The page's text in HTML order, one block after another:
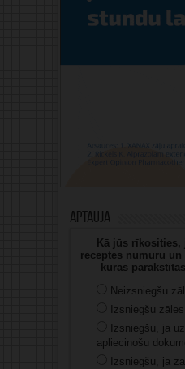
Aptauja
Kā jūs
receptes numuru un
kuras
Neizsniegšu
Izsniegšu zāles.
Izsniegšu, ja
apliecinošu
Izsniegšu, ja